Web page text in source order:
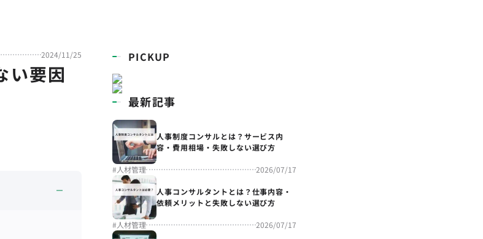
2024/11/25
い要因
PICKUP
最新記事
人事制度コンサルとは？サービス内
容・費用相場・失敗しない選び方
#人材管理 2026/07/17
人事コンサルタントとは？仕事内容・
依頼メリットと失敗しない選び方
#人材管理 2026/07/17